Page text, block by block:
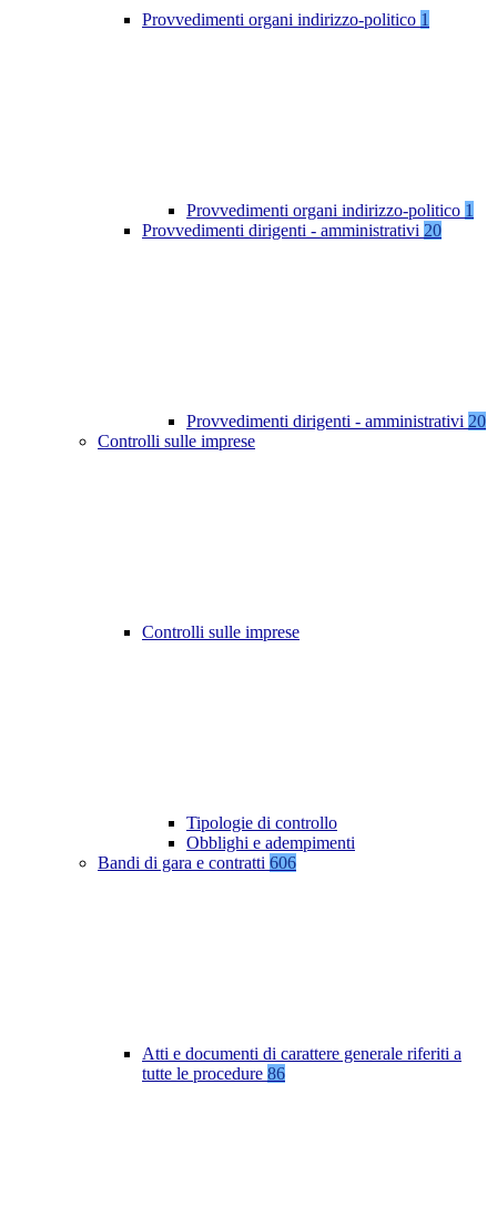
Provvedimenti organi indirizzo-politico 1
Provvedimenti organi indirizzo-politico 1
Provvedimenti dirigenti - amministrativi 20
Provvedimenti dirigenti - amministrativi 20
Controlli sulle imprese
Controlli sulle imprese
Tipologie di controllo
Obblighi e adempimenti
Bandi di gara e contratti 606
Atti e documenti di carattere generale riferiti a
tutte le procedure 86